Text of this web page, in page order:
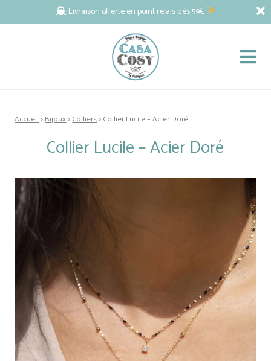
Livraison offerte en point relais dès 59€
Accueil>Bijoux>Colliers> Collier Lucile – Acier Doré
Collier Lucile – Acier Doré